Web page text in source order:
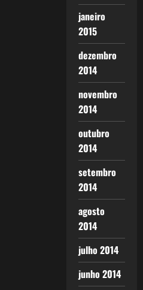
janeiro
2015
dezembro
2014
novembro
2014
outubro
2014
setembro
2014
agosto
2014
julho 2014
junho 2014